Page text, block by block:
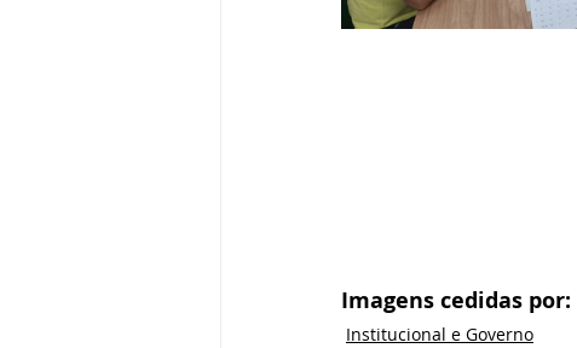
Imagens cedidas por:
Institucional e Governo